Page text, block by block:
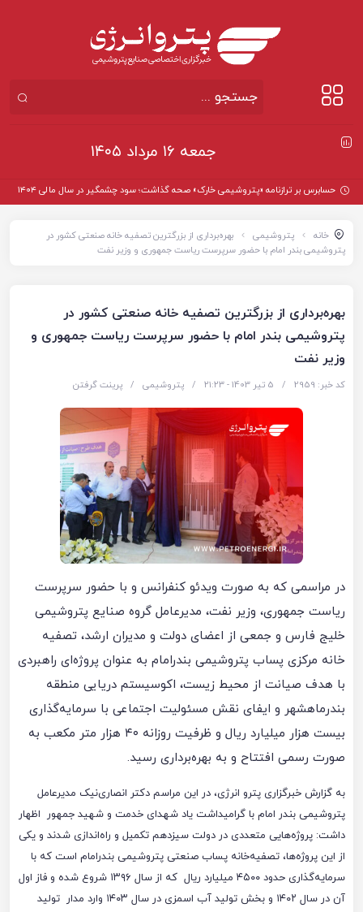
جمعه ۱۶ مرداد ۱۴۰۵
حسابرس بر ترازنامه «پتروشیمی خارک» صحه گذاشت؛ سود چشمگیر در سال مالی ۱۴۰۴
خانه پتروشیمی
بهره‌برداری از بزرگترین تصفیه خانه صنعتی کشور در
پتروشیمی بندر امام با حضور سرپرست ریاست جمهوری و وزیر نفت
بهره‌برداری از بزرگترین تصفیه خانه صنعتی کشور در
پتروشیمی بندر امام با حضور سرپرست ریاست جمهوری و
وزیر نفت
کد خبر: 2959 / 5 تیر 1403 - ۲۱:۲۳ / پتروشیمی / پرینت گرفتن
در مراسمی که به صورت ویدئو کنفرانس و با حضور سرپرست
ریاست جمهوری، وزیر نفت، مدیرعامل گروه صنایع پتروشیمی
خلیج فارس و جمعی از اعضای دولت و مدیران ارشد، تصفیه
خانه مرکزی پساب پتروشیمی بندرامام به عنوان پروژه‌ای راهبردی
با هدف صیانت از محیط زیست، اکوسیستم دریایی منطقه
بندرماهشهر و ایفای نقش مسئولیت اجتماعی با سرمایه‌گذاری
بیست هزار میلیارد ریال و ظرفیت روزانه ۴۰ هزار متر مکعب به
صورت رسمی افتتاح و به بهره‌برداری رسید.
به گزارش خبرگزاری پترو انرژی، در این مراسم دکتر انصاری‌نیک مدیرعامل
پتروشیمی بندر امام با گرامیداشت یاد شهدای خدمت و شهید جمهور اظهار
داشت: پروژه‌هایی متعددی در دولت سیزدهم تکمیل و راه‌اندازی شدند و یکی
از این پروژه‌ها، تصفیه‌خانه پساب صنعتی پتروشیمی بندرامام است که با
سرمایه‌گذاری حدود ۴۵۰۰ میلیارد ریال که از سال ۱۳۹۶ شروع شده و فاز اول
آن در سال ۱۴۰۲ و بخش تولید آب اسمزی در سال ۱۴۰۳ وارد مدار تولید